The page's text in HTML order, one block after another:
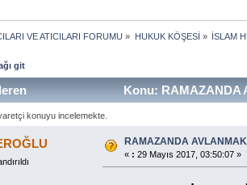
VE ATICILARI FORUMU » HUKUK KÖŞESİ » İSLAM
git
Konu: RAMAZANDA
konuyu incelemekte.
RAMAZANDA
« : 29 Mayıs 2017, 03:50:07 »